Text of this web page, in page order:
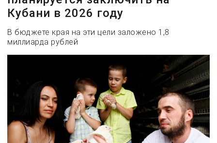
Кубани в 2026 году
В бюджете края на эти цели заложено 1,8
миллиарда рублей